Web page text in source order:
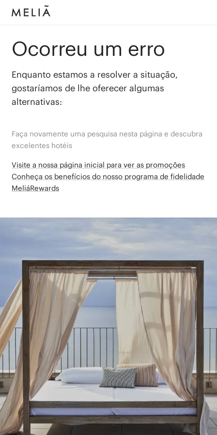
Ocorreu um erro
Enquanto estamos a resolver a situação,
gostaríamos de lhe oferecer algumas
alternativas:
Faça novamente uma pesquisa nesta página e descubra
excelentes hotéis
Visite a nossa página inicial para ver as promoções
Conheça os benefícios do nosso programa de fidelidade
MeliáRewards